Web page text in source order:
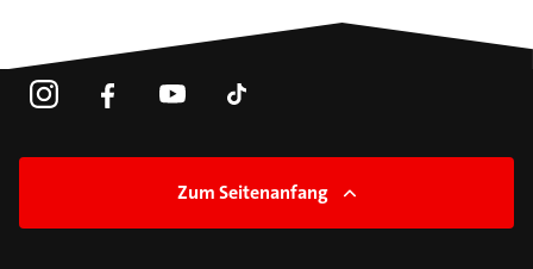
Zum Seitenanfang